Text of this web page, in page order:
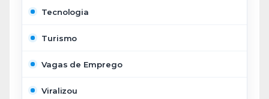
Tecnologia
Turismo
Vagas de Emprego
Viralizou